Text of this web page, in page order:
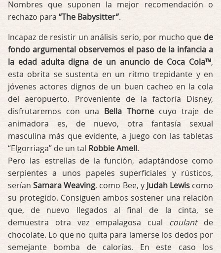
Nombres que suponen la mejor recomendación o
rechazo para “The Babysitter”.
Incapaz de resistir un análisis serio, por mucho que de
fondo argumental observemos el paso de la infancia a
la edad adulta digna de un anuncio de Coca Cola™,
esta obrita se sustenta en un ritmo trepidante y en
jóvenes actores dignos de un buen cacheo en la cola
del aeropuerto. Proveniente de la factoría Disney,
disfrutaremos con una Bella Thorne cuyo traje de
animadora es, de nuevo, otra fantasía sexual
masculina más que evidente, a juego con las tabletas
“Elgorriaga” de un tal Robbie Amell.
Pero las estrellas de la función, adaptándose como
serpientes a unos papeles superficiales y rústicos,
seríanSamara Weaving, como Bee, y Judah Lewiscomo
su protegido. Consiguen ambos sostener una relación
que, de nuevo llegados al final de la cinta, se
demuestra otra vez empalagosa cual coulantde
chocolate. Lo que no quita para lamerse los dedos por
semejante bomba de calorías. En este caso los